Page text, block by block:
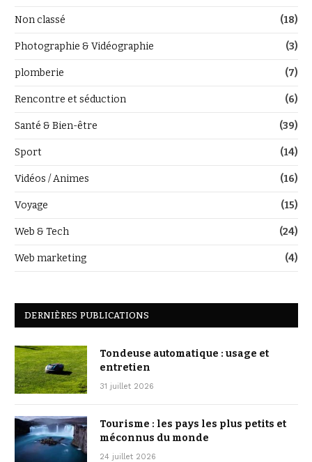
Non classé (18)
Photographie & Vidéographie (3)
plomberie (7)
Rencontre et séduction (6)
Santé & Bien-être (39)
Sport (14)
Vidéos / Animes (16)
Voyage (15)
Web & Tech (24)
Web marketing (4)
DERNIÈRES PUBLICATIONS
Tondeuse automatique : usage et
entretien
31 juillet 2026
Tourisme : les pays les plus petits et
méconnus du monde
24 juillet 2026